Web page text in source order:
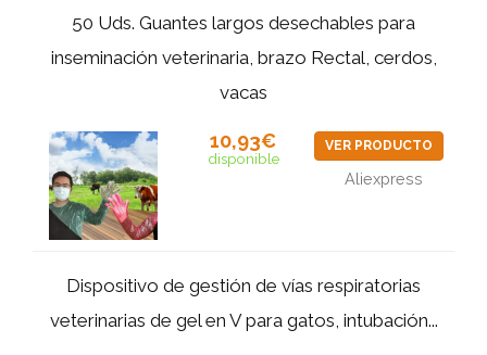
50 Uds. Guantes largos desechables para
inseminación veterinaria, brazo Rectal, cerdos,
vacas
10,93€
disponible
VER PRODUCTO
Aliexpress
Dispositivo de gestión de vías respiratorias
veterinarias de gel en V para gatos, intubación...